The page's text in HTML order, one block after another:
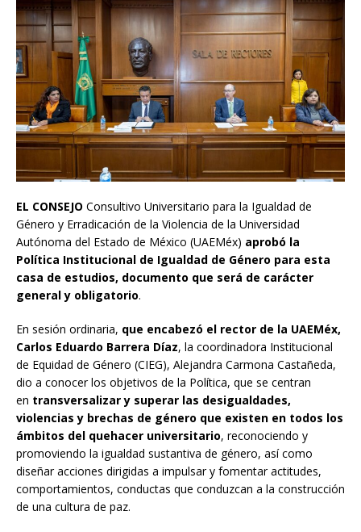
EL CONSEJO Consultivo Universitario para la Igualdad de
Género y Erradicación de la Violencia de la Universidad
Autónoma del Estado de México (UAEMéx) aprobó la
Política Institucional de Igualdad de Género para esta
casa de estudios, documento que será de carácter
general y obligatorio.
En sesión ordinaria, que encabezó el rector de la UAEMéx,
Carlos Eduardo Barrera Díaz, la coordinadora Institucional
de Equidad de Género (CIEG), Alejandra Carmona Castañeda,
dio a conocer los objetivos de la Política, que se centran
en transversalizar y superar las desigualdades,
violencias y brechas de género que existen en todos los
ámbitos del quehacer universitario, reconociendo y
promoviendo la igualdad sustantiva de género, así como
diseñar acciones dirigidas a impulsar y fomentar actitudes,
comportamientos, conductas que conduzcan a la construcción
de una cultura de paz.